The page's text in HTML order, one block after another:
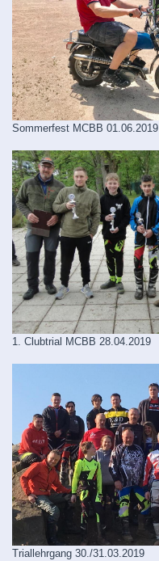
Sommerfest MCBB 01.06.2019
1. Clubtrial MCBB 28.04.2019
Triallehrgang 30./31.03.2019